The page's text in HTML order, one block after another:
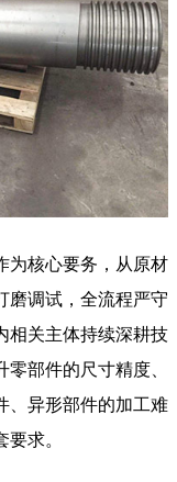
为核心要务，从原材
磨调试，全流程严守
相关主体持续深耕技
部件的尺寸精度、
、异形部件的加工难
求。